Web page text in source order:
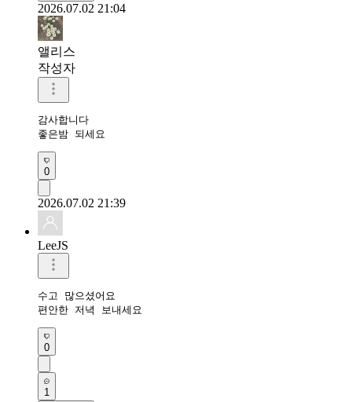
2026.07.02 21:04
앨리스
작성자
감사합니다
좋은밤 되세요
0
2026.07.02 21:39
LeeJS
수고 많으셨어요
편안한 저녁 보내세요
0
1